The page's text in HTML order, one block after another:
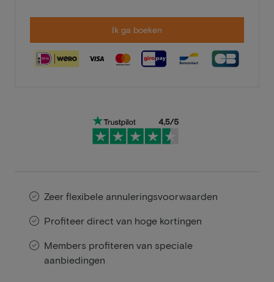
Ik ga boeken
Zeer flexibele annuleringsvoorwaarden
Profiteer direct van hoge kortingen
Members profiteren van speciale
aanbiedingen